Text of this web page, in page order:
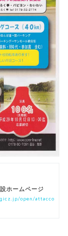
ホームページ
open/attacco